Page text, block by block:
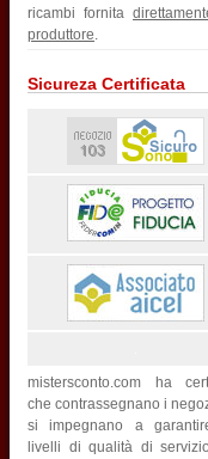
ricambi fornita
produttore.
Sicureza Certificata
mistersconto.com ha
che contrassegnano i
si impegnano a
livelli di qualità di